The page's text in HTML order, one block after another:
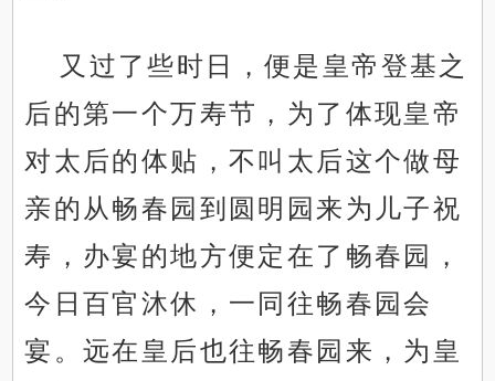
又过了些时日，便是皇帝登基之
后的第一个万寿节，为了体现皇帝
对太后的体贴，不叫太后这个做母
亲的从畅春园到圆明园来为儿子祝
寿，办宴的地方便定在了畅春园，
今日百官沐休，一同往畅春园会
宴。远在皇后也往畅春园来，为皇